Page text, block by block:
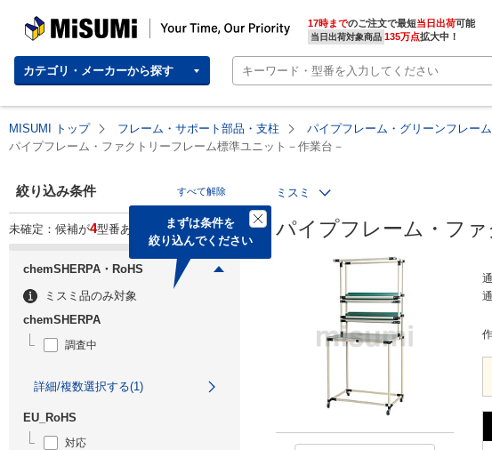
MISUMI | Your Time, Our Priority 17時までのご注文で最短当日出荷
当日出荷対象商品 135万点拡大中！
カテゴリ・メーカーから探す
MISUMI トップ フレーム・サポート部品・支柱 パイプフレーム・グリーンフレー
パイプフレーム・ファクトリーフレーム標準ユニット－作業台－
絞り込み条件 すべて解除
まずは条件を
絞り込んでください
未確定：候補が4型番あります。
chemSHERPA・RoHS
ミスミ品のみ対象
chemSHERPA
調査中
詳細/複数選択する(1)
EU_RoHS
対応
ミスミ
パイプフレーム・フ